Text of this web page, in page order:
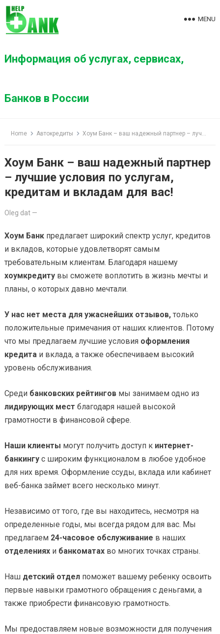
Информация об услугах, сервисах,
Банков в России
MENU
Home Автокредиты Хоум Банк – ваш надежный партнер – лучшие условия по услугам, кредитам и вкладам для вас!
Хоум Банк – ваш надежный партнер
– лучшие условия по услугам,
кредитам и вкладам для вас!
Oleg dat—
Хоум Банкпредлагает широкий спектр услуг, кредитов
и вкладов, которые удовлетворят самым
требовательным клиентам. Благодаря нашему
хоумкредитувы сможете воплотить в жизнь мечты и
планы, о которых давно мечтали.
У нас нет места для ужаснейших отзывов,только
положительные примечания от наших клиентов. Потому
что мы предлагаем лучшие условия оформления
кредитаи вклада, а также обеспечиваем высокий
уровень обслуживания.
Среди банковских рейтинговмы занимаем одно из
лидирующих мест благодаря нашей высокой
грамотности в финансовой сфере.
Наши клиенты могут получить доступ к интернет-
банкингус широким функционалом в любое удобное
для них время. Оформление ссуды, вклада или кабинет
веб-банка займет всего несколько минут.
Независимо от того, где вы находитесь, несмотря на
определенные годы, мы всегда рядом для вас. Мы
предлагаем 24-часовое обслуживание в наших
отделенияхи банкоматахво многих точках страны.
Наш детский отделпоможет вашему ребенку освоить
первые навыки грамотного обращения с деньгами, а
также приобрести финансовую грамотность.
Мы предоставляем новые возможности для получения